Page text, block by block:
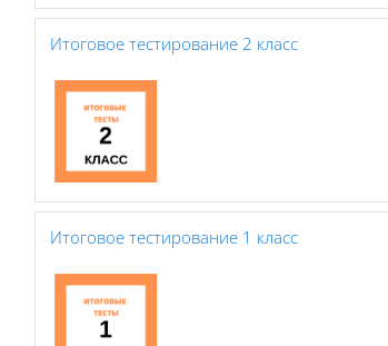
Итоговое тестирование 2 класс
Итоговое тестирование 1 класс